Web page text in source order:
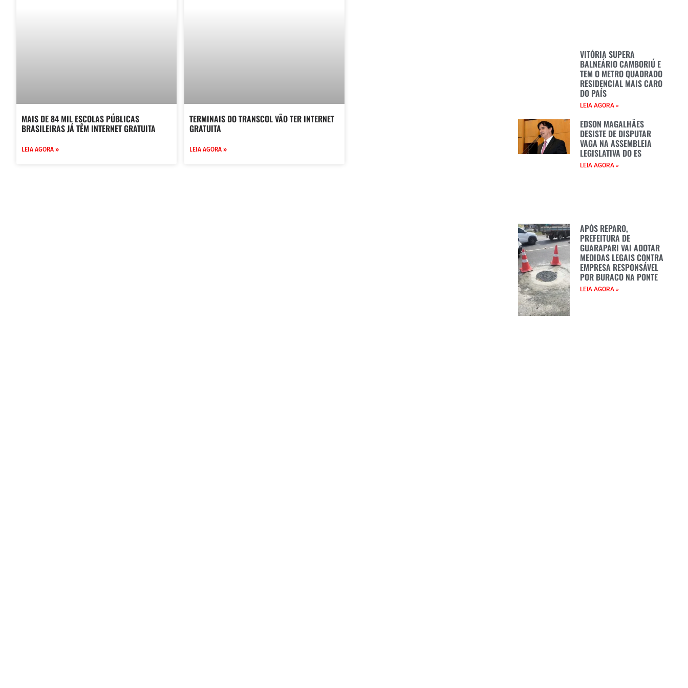
MAIS DE 84 MIL ESCOLAS PÚBLICAS
BRASILEIRAS JÁ TÊM INTERNET GRATUITA
LEIA AGORA »
TERMINAIS DO TRANSCOL VÃO TER INTERNET
GRATUITA
LEIA AGORA »
VITÓRIA SUPERA
BALNEÁRIO CAMBORIÚ E
TEM O METRO QUADRADO
RESIDENCIAL MAIS CARO
DO PAÍS
LEIA AGORA »
EDSON MAGALHÃES
DESISTE DE DISPUTAR
VAGA NA ASSEMBLEIA
LEGISLATIVA DO ES
LEIA AGORA »
APÓS REPARO,
PREFEITURA DE
GUARAPARI VAI ADOTAR
MEDIDAS LEGAIS CONTRA
EMPRESA RESPONSÁVEL
POR BURACO NA PONTE
LEIA AGORA »